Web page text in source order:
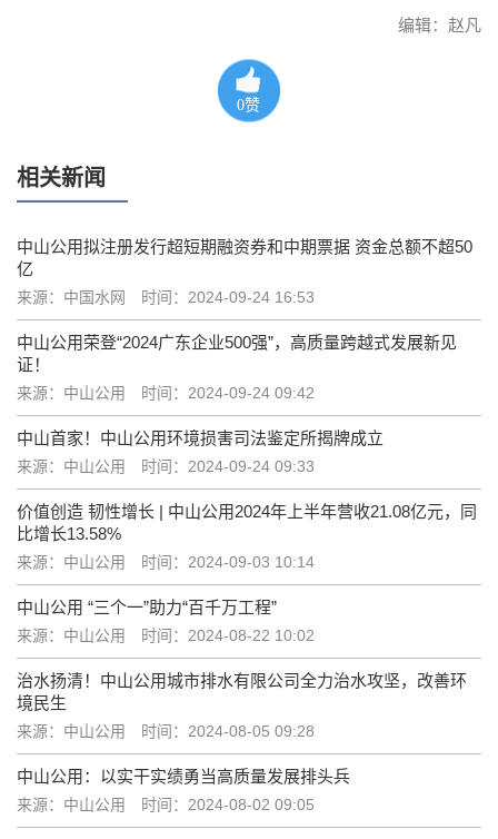
编辑：赵凡
0赞
相关新闻
中山公用拟注册发行超短期融资券和中期票据 资金总额不超50
亿
来源：中国水网 时间：2024-09-24 16:53
中山公用荣登“2024广东企业500强”，高质量跨越式发展新见
证！
来源：中山公用 时间：2024-09-24 09:42
中山首家！中山公用环境损害司法鉴定所揭牌成立
来源：中山公用 时间：2024-09-24 09:33
价值创造 韧性增长 | 中山公用2024年上半年营收21.08亿元，同
比增长13.58%
来源：中山公用 时间：2024-09-03 10:14
中山公用 “三个一”助力“百千万工程”
来源：中山公用 时间：2024-08-22 10:02
治水扬清！中山公用城市排水有限公司全力治水攻坚，改善环
境民生
来源：中山公用 时间：2024-08-05 09:28
中山公用：以实干实绩勇当高质量发展排头兵
来源：中山公用 时间：2024-08-02 09:05